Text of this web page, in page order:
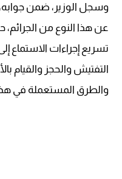
وسجل الوزير، ضمن جوابه،
عن هذا النوع من الجرائم،
تسريع إجراءات الاستماع
التفتيش والحجز والقيام
والطرق المستعملة في هذا